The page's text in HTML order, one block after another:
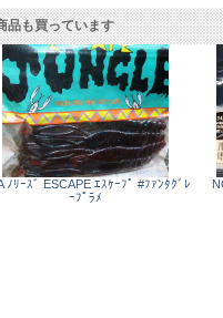
品も買っています
ﾉﾘｰｽﾞ ESCAPE ｴｽｹｰﾌﾟ #ﾌｧﾝﾀｸﾞﾚ
ｰﾌﾟﾗﾒ